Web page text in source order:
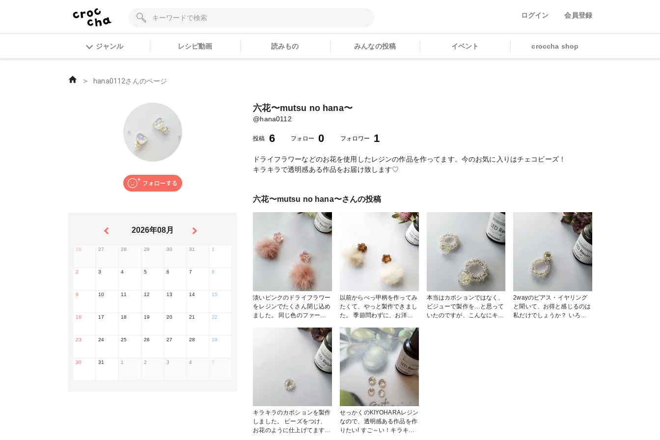
ログイン 会員登録
ジャンル レシピ動画 読みもの みんなの投稿 イベント croccha shop
＞ hana0112さんのページ
2026年08月
26 27 28 29 30 31 1
2 3 4 5 6 7 8
9 10 11 12 13 14 15
16 17 18 19 20 21 22
23 24 25 26 27 28 29
30 31 1 2 3 4 5
六花〜mutsu no hana〜
@hana0112
投稿 6 フォロー 0 フォロワー 1
ドライフラワーなどのお花を使用したレジンの作品を作ってます。今のお気に入りはチェコビーズ！
キラキラで透明感ある作品をお届け致します♡
六花〜mutsu no hana〜さんの投稿
淡いピンクのドライフラワー
をレジンでたくさん閉じ込め
ました。 同じ色のファーで
していたお友達とのお買い物
やデートに。 イメージしな
がら可愛いと思えるものを製
リング #ミンクファー #かわ
いい #KIYOHARA
以前からべっ甲柄を作ってみ
たくて、やっと製作できまし
た。 季節問わずに、お洋服
宝します。 お花のモールド
で可愛らしく、大人可愛いを
目指しました! KIYOHARAレ
ジンは着色も万能です！ 馴
染みやすく発色も満点!! とて
も扱いやすいレジン液です。
#ResinLab作品コンテスト
#KIYOHARAレジン #ピアス
#イヤリング #UVレジン #フ
ラワー
本当はカボションではなく、
ビジューで製作を…と思って
いたのですが、こんなにキラ
2wayのピアス・イヤリング
と聞いて、お得と感じるのは
私だけでしょうか？ いろん
キラキラのカボションを製作
しました。 ビーズをつけ、
お花のように仕上げてます。
せっかくのKIYOHARAレジン
なので、透明感ある作品を作
りたい! すご～い！キラキラ